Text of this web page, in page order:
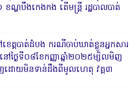
ណ្ឌបឹងកេងកង តើមន្ត្រី រដ្ឋបាលបាត់
េត្តបាត់ដំបង ករណីចាប់ឃាត់ខ្លួនអ្នកសារ
ៅថ្ងៃទី០៨ខែកញ្ញាឆ្នាំ២០២៥ម្សិលមិញ
ោយមិនទាន់ដឹងពីមូលហេតុ វគ្គ៣